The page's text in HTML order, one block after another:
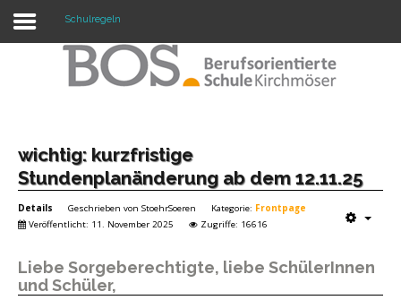
Warning: "continue" targeting switch is equivalent
Home
Profil
Unsere Schule
Unterricht
Termine
Schulregeln
wichtig: kurzfristige
Stundenplanänderung ab dem 12.11.25
Details Geschrieben von StoehrSoeren Kategorie: Frontpage
Veröffentlicht: 11. November 2025
Zugriffe: 16616
Liebe Sorgeberechtigte, liebe SchülerInnen
und Schüler,